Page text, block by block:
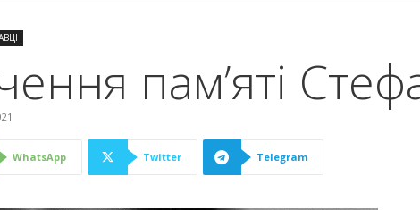
пам’яті
WhatsApp Twitter Telegram